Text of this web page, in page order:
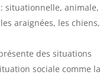
situationnelle, animale,
araignées, les chiens,
des situations
sociale comme la